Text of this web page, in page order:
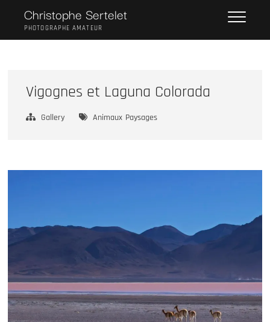
content
Christophe Sertelet
PHOTOGRAPHE AMATEUR
Vigognes et Laguna Colorada
Gallery Animaux Paysages